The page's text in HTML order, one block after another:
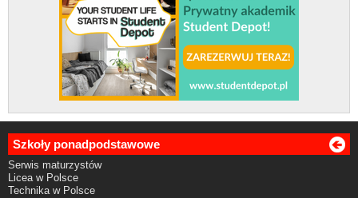
Szkoły ponadpodstawowe
Serwis maturzystów
Licea w Polsce
Technika w Polsce